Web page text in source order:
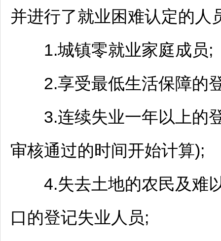
并进行了就业困难认定的人
1.城镇零就业家庭成员;
2.享受最低生活保障的
3.连续失业一年以上的登
审核通过的时间开始计算);
4.失去土地的农民及难以
口的登记失业人员;